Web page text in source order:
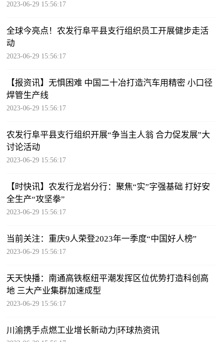
2023-06-29 15:56:17
全球今亮点！农发行阜平县支行组织员工开展健步走活
动
2023-06-29 15:56:17
【报资讯】无惧困难 中国二十冶打造汽车用精密 小口径
焊管生产线
2023-06-29 15:56:17
农发行阜平县支行组织开展“争当主人翁 合力促发展”大
讨论活动
2023-06-29 15:56:17
【时快讯】农发行龙岩分行：聚焦“实”字强基础 打好安
全生产“攻坚拳”
2023-06-29 15:56:17
当前关注：重庆9人荣登2023年一季度“中国好人榜”
2023-06-29 15:56:17
天天快播：南通高铁枢纽平潮发挥区位优势打造科创高
地 三大产业集群加速成型
2023-06-29 15:56:17
川渝携手点燃工业增长新动力|环球热资讯